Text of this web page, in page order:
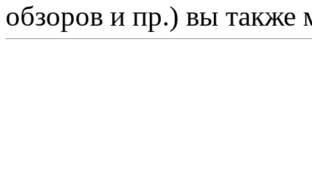
обзоров и пр.) вы также